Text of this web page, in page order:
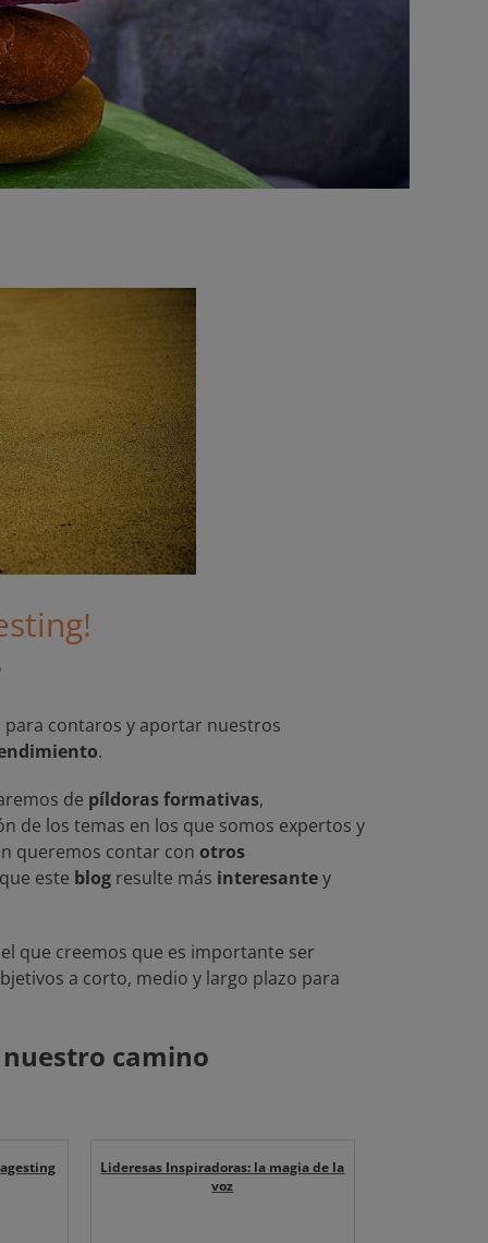
para contaros y aportar nuestros
.
de píldoras formativas,
de los temas en los que somos expertos y
queremos contar con otros
este blog resulte más interesantey
que creemos que es importante ser
a corto, medio y largo plazo para
camino
Lideresas Inspiradoras: la magia de la
voz